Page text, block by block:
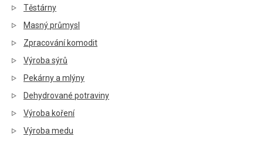
Těstárny
Masný průmysl
Zpracování komodit
Výroba sýrů
Pekárny a mlýny
Dehydrované potraviny
Výroba koření
Výroba medu